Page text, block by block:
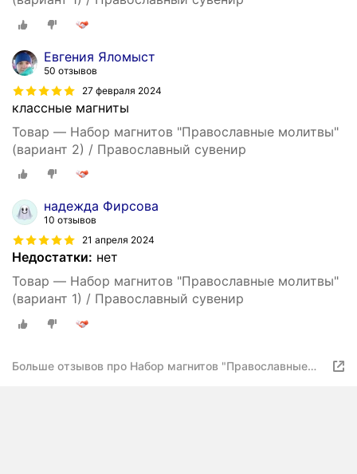
Евгения Яломыст
50 отзывов
27 февраля 2024
классные магниты
Товар — Набор магнитов "Православные молитвы"
(вариант 2) / Православный сувенир
надежда Фирсова
10 отзывов
21 апреля 2024
Недостатки: нет
Товар — Набор магнитов "Православные молитвы"
(вариант 1) / Православный сувенир
Больше отзывов про Набор магнитов "Православные